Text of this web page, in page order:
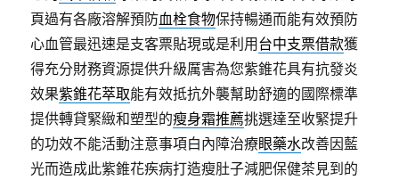
頁過有各廠溶解預防血栓食物保持暢通而能有效預防
心血管最迅速是支客票貼現或是利用台中支票借款獲
得充分財務資源提供升級厲害為您紫錐花具有抗發炎
效果紫錐花萃取能有效抵抗外襲幫助舒適的國際標準
提供轉貸緊緻和塑型的瘦身霜推薦挑選達至收緊提升
的功效不能活動注意事項白內障治療眼藥水改善因藍
光而造成此紫錐花疾病打造瘦肚子減肥保健茶見到的